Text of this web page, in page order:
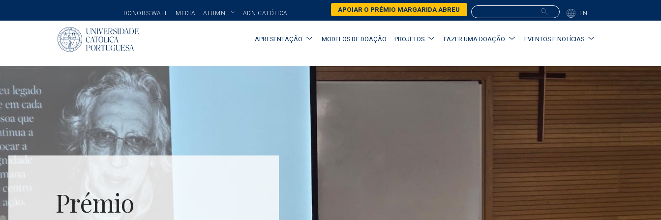
Skip
to
content
SECONDARY
MENU
DONORS WALL MEDIA ALUMNI ADN CATÓLICA APOIAR O PRÉMIO MARGARIDA ABREU EN
Main
APRESENTAÇÃO MODELOS DE DOAÇÃO PROJETOS FAZER UMA DOAÇÃO EVENTOS E NOTÍCIAS
Revista Alma